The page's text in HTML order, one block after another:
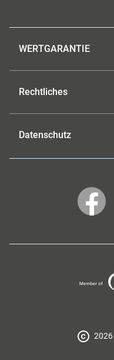
WERTGARANTIE
Rechtliches
Datenschutz
auf
2026